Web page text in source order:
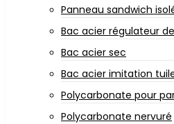
Panneau sandwich
Bac acier régulateur
Bac acier sec
Bac acier imitation
Polycarbonate pour
Polycarbonate nervuré